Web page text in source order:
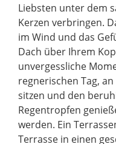
Liebsten unter dem
Kerzen verbringen.
im Wind und das
Dach über Ihrem
unvergessliche
regnerischen Tag,
sitzen und den
Regentropfen
werden. Ein
Terrasse in einen